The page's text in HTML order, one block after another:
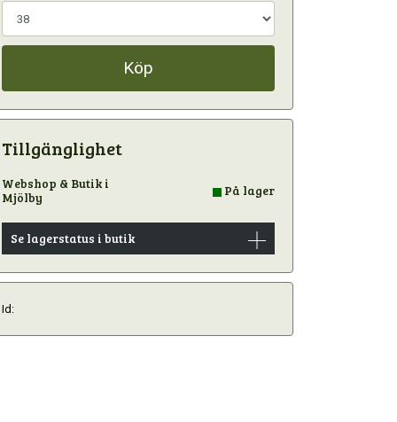
Köp
Tillgänglighet
Webshop & Butik i
Mjölby
På lager
Se lagerstatus i butik
Id: